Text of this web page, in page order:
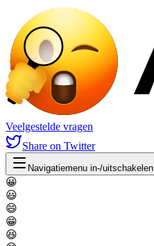
Veelgestelde vragen
Share on Twitter
Navigatiemenu in-/uitschakelen
😀
😃
😄
😁
😆